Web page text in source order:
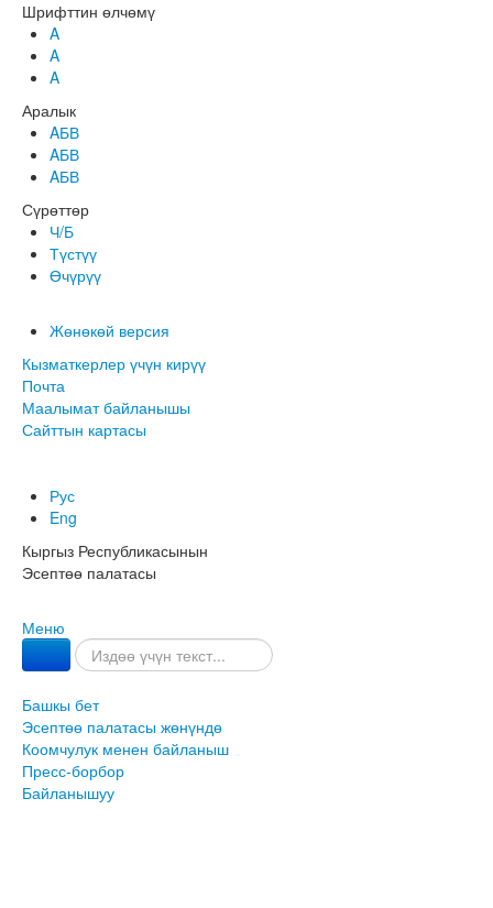
Шрифттин өлчөмү
A
A
A
Аралык
AБВ
AБВ
AБВ
Сүрөттөр
Ч/Б
Түстүү
Өчүрүү
Жөнөкөй версия
Кызматкерлер үчүн кирүү
Почта
Маалымат байланышы
Сайттын картасы
Рус
Eng
Кыргыз Республикасынын
Эсептөө палатасы
Меню
Башкы бет
Эсептөө палатасы жөнүндө
Коомчулук менен байланыш
Пресс-борбор
Байланышуу